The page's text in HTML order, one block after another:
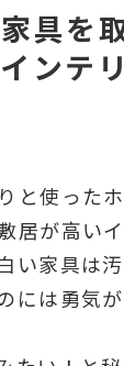
具を
ンテ
と使った
居が高い
い家具は
には勇気